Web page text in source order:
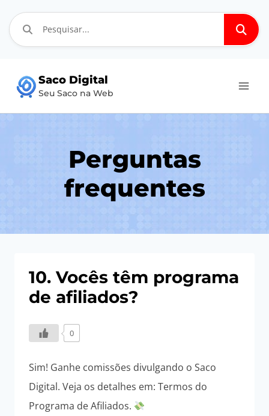
para
Saco Digital
Seu Saco na Web
Perguntas
frequentes
10. Vocês têm programa
de afiliados?
0
Sim! Ganhe comissões divulgando o Saco
Digital. Veja os detalhes em: Termos do
Programa de Afiliados.